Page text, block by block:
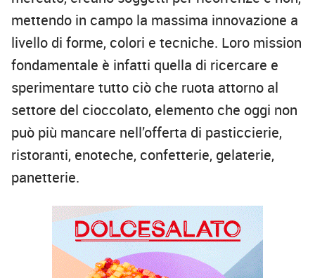
mettendo in campo la massima innovazione a
livello di forme, colori e tecniche. Loro mission
fondamentale è infatti quella di ricercare e
sperimentare tutto ciò che ruota attorno al
settore del cioccolato, elemento che oggi non
può più mancare nell’offerta di pasticcierie,
ristoranti, enoteche, confetterie, gelaterie,
panetterie.